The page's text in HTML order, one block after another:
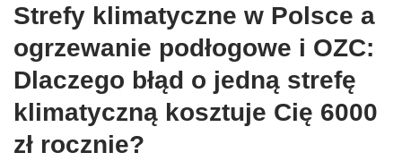
Strefy klimatyczne w Polsce a
ogrzewanie podłogowe i OZC:
Dlaczego błąd o jedną strefę
klimatyczną kosztuje Cię 6000
zł rocznie?